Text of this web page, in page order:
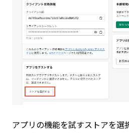
アプリの機能を試すストアを選